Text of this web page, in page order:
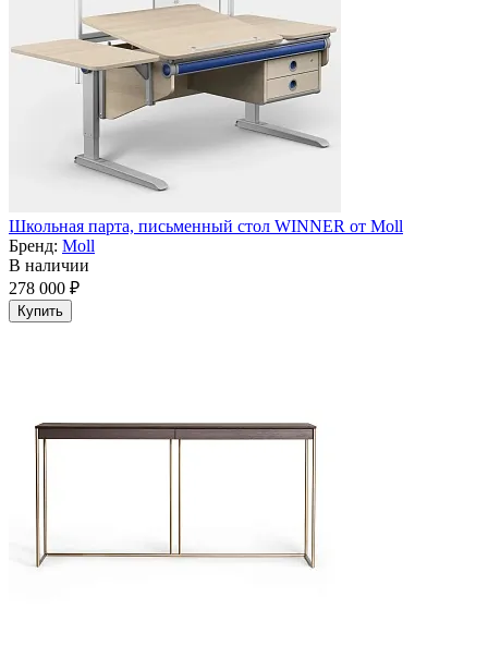
Школьная парта, письменный стол WINNER от Moll
Бренд: Moll
В наличии
278 000 ₽
Купить